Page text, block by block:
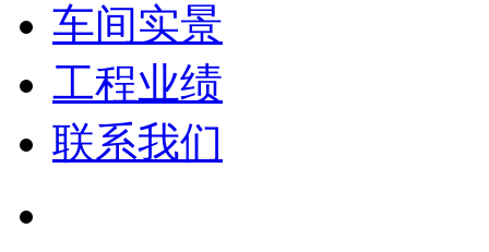
车间实景
工程业绩
联系我们